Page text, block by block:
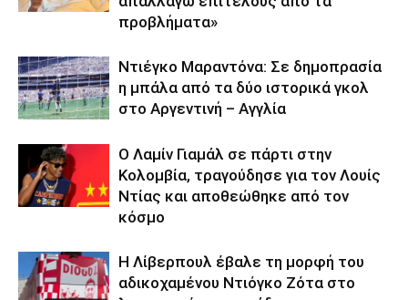
προβλήματα»
Ντιέγκο Μαραντόνα: Σε δημοπρασία
η μπάλα από τα δύο ιστορικά γκολ
στο Αργεντινή – Αγγλία
Ο Λαμίν Γιαμάλ σε πάρτι στην
Κολομβία, τραγούδησε για τον Λουίς
Ντίας και αποθεώθηκε από τον
κόσμο
Η Λίβερπουλ έβαλε τη μορφή του
αδικοχαμένου Ντιόγκο Ζότα στο